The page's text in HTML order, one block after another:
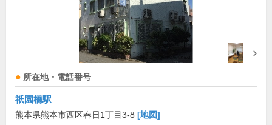
所在地・電話番号
祇園橋駅
熊本県熊本市西区春日1丁目3-8 [地図]